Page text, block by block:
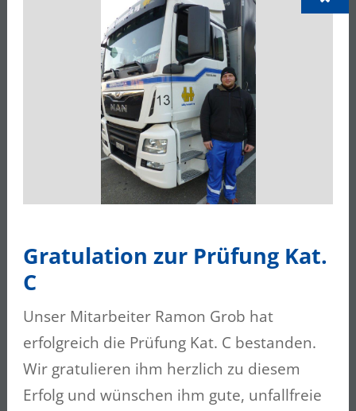
Gratulation zur Prüfung Kat.
C
Unser Mitarbeiter Ramon Grob hat
erfolgreich die Prüfung Kat. C bestanden.
Wir gratulieren ihm herzlich zu diesem
Erfolg und wünschen ihm gute, unfallfreie
Unser Mitarbeiter Jacek Rogowski hat
erfolgreich die Anhängerprüfung Kat. C/E
bestanden. Herzliche Gratulation! Wir
Fahrt.